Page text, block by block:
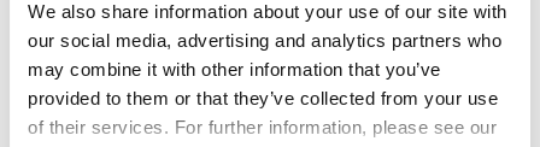
We also share information about your use of our site with
our social media, advertising and analytics partners who
may combine it with other information that you’ve
provided to them or that they’ve collected from your use
of their services. For further information, please see our